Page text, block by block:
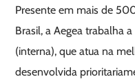
Presente em mais de
Brasil, a Aegea trabalha
(interna), que atua na
desenvolvida